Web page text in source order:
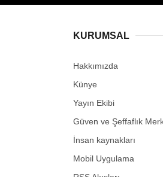
KURUMSAL
Hakkımızda
Künye
Yayın Ekibi
Güven ve Şeffaflık
İnsan kaynakları
Mobil Uygulama